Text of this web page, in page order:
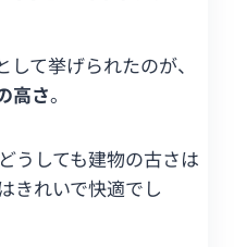
て挙げられたのが、
高さ。
うしても建物の古さは
きれいで快適でし